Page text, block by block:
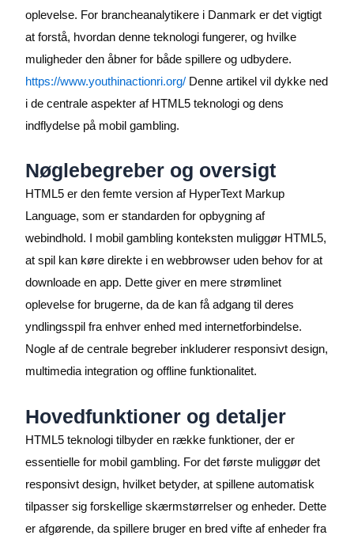
oplevelse. For brancheanalytikere i Danmark er det vigtigt
at forstå, hvordan denne teknologi fungerer, og hvilke
muligheder den åbner for både spillere og udbydere.
https://www.youthinactionri.org/ Denne artikel vil dykke ned
i de centrale aspekter af HTML5 teknologi og dens
indflydelse på mobil gambling.
Nøglebegreber og oversigt
HTML5 er den femte version af HyperText Markup
Language, som er standarden for opbygning af
webindhold. I mobil gambling konteksten muliggør HTML5,
at spil kan køre direkte i en webbrowser uden behov for at
downloade en app. Dette giver en mere strømlinet
oplevelse for brugerne, da de kan få adgang til deres
yndlingsspil fra enhver enhed med internetforbindelse.
Nogle af de centrale begreber inkluderer responsivt design,
multimedia integration og offline funktionalitet.
Hovedfunktioner og detaljer
HTML5 teknologi tilbyder en række funktioner, der er
essentielle for mobil gambling. For det første muliggør det
responsivt design, hvilket betyder, at spillene automatisk
tilpasser sig forskellige skærmstørrelser og enheder. Dette
er afgørende, da spillere bruger en bred vifte af enheder fra